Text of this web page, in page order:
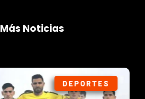
Más Noticias
DEPORTES